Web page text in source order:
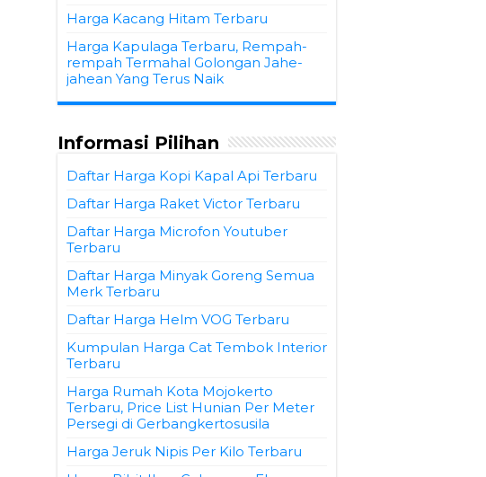
Harga Kacang Hitam Terbaru
Harga Kapulaga Terbaru, Rempah-
rempah Termahal Golongan Jahe-
jahean Yang Terus Naik
Informasi Pilihan
Daftar Harga Kopi Kapal Api Terbaru
Daftar Harga Raket Victor Terbaru
Daftar Harga Microfon Youtuber
Terbaru
Daftar Harga Minyak Goreng Semua
Merk Terbaru
Daftar Harga Helm VOG Terbaru
Kumpulan Harga Cat Tembok Interior
Terbaru
Harga Rumah Kota Mojokerto
Terbaru, Price List Hunian Per Meter
Persegi di Gerbangkertosusila
Harga Jeruk Nipis Per Kilo Terbaru